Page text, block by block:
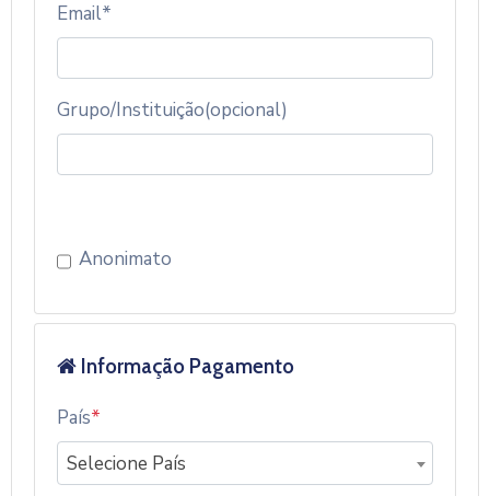
Email*
Grupo/Instituição(opcional)
Anonimato
Informação Pagamento
País*
Selecione País